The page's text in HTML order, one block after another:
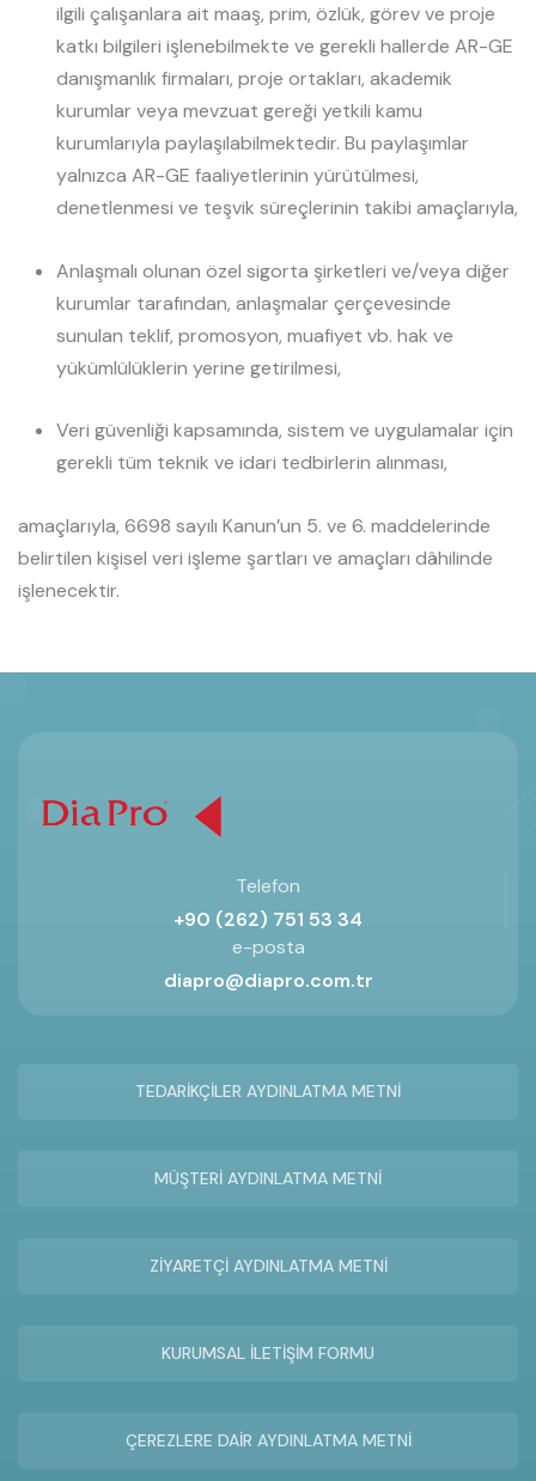
ilgili çalışanlara ait maaş, prim, özlük, görev ve proje
katkı bilgileri işlenebilmekte ve gerekli hallerde AR-GE
danışmanlık firmaları, proje ortakları, akademik
kurumlar veya mevzuat gereği yetkili kamu
kurumlarıyla paylaşılabilmektedir. Bu paylaşımlar
yalnızca AR-GE faaliyetlerinin yürütülmesi,
denetlenmesi ve teşvik süreçlerinin takibi amaçlarıyla,
Anlaşmalı olunan özel sigorta şirketleri ve/veya diğer
kurumlar tarafından, anlaşmalar çerçevesinde
sunulan teklif, promosyon, muafiyet vb. hak ve
yükümlülüklerin yerine getirilmesi,
Veri güvenliği kapsamında, sistem ve uygulamalar için
gerekli tüm teknik ve idari tedbirlerin alınması,
amaçlarıyla, 6698 sayılı Kanun’un 5. ve 6. maddelerinde
belirtilen kişisel veri işleme şartları ve amaçları dâhilinde
işlenecektir.
Telefon
+90 (262) 751 53 34
e-posta
diapro@diapro.com.tr
TEDARİKÇİLER AYDINLATMA METNİ
MÜŞTERİ AYDINLATMA METNİ
ZİYARETÇİ AYDINLATMA METNİ
KURUMSAL İLETİŞİM FORMU
ÇEREZLERE DAİR AYDINLATMA METNİ